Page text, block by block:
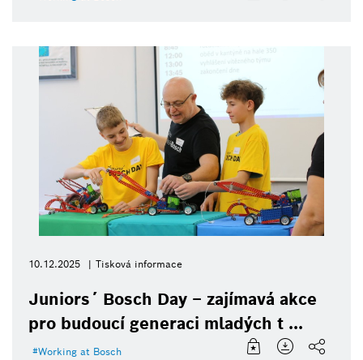
10.12.2025 Tisková informace
Juniors´ Bosch Day – zajímavá akce
pro budoucí generaci mladých t ...
Working at Bosch